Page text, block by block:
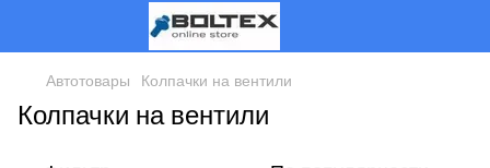
Автотовары Колпачки на вентили
Колпачки на вентили